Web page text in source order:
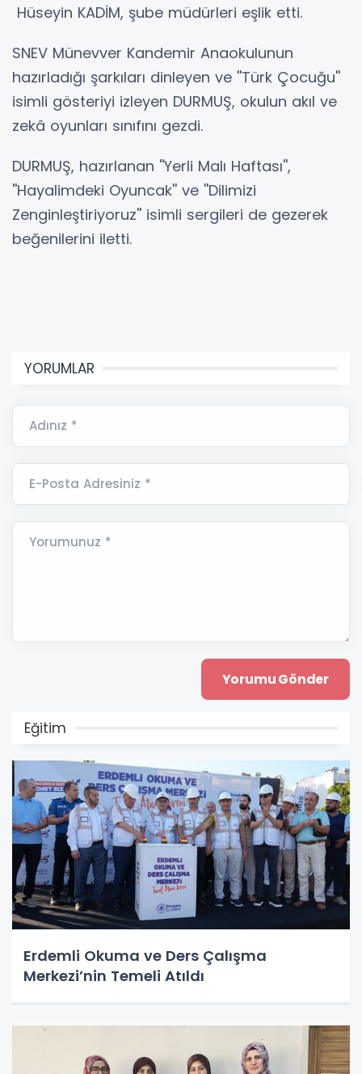
Hüseyin KADİM, şube müdürleri eşlik etti.
SNEV Münevver Kandemir Anaokulunun
hazırladığı şarkıları dinleyen ve ''Türk Çocuğu''
isimli gösteriyi izleyen DURMUŞ, okulun akıl ve
zekâ oyunları sınıfını gezdi.
DURMUŞ, hazırlanan ''Yerli Malı Haftası'',
''Hayalimdeki Oyuncak'' ve ''Dilimizi
Zenginleştiriyoruz'' isimli sergileri de gezerek
beğenilerini iletti.
YORUMLAR
Adınız *
E-Posta Adresiniz *
Yorumunuz *
Eğitim
Erdemli Okuma ve Ders Çalışma
Merkezi’nin Temeli Atıldı